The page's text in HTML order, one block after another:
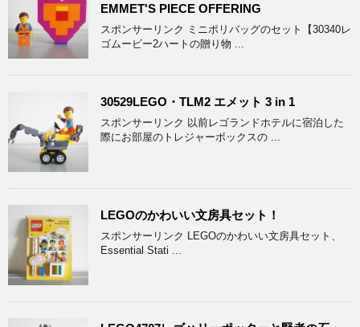
EMMET'S PIECE OFFERING
スポンサーリンク ミニポリバッグのセット【30340レ
ゴムービー2ハートの贈り物 ...
30529LEGO・TLM2 エメット 3 in 1
スポンサーリンク 以前レゴランドホテルに宿泊した
際にお部屋のトレジャーボックスの ...
LEGOのかわいい文房具セット！
スポンサーリンク LEGOのかわいい文房具セット、
Essential Stati ...